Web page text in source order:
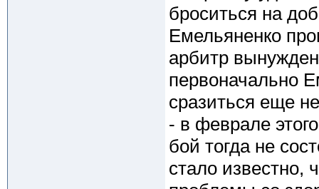
броситься на
Емельяненко
арбитр
первоначально
сразиться еще
- в феврале
бой тогда не
стало известно,